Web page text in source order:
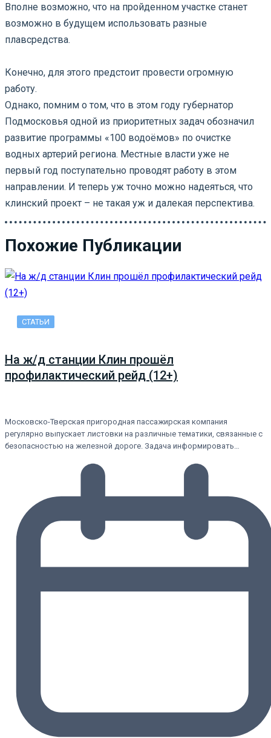
Вполне возможно, что на пройденном участке станет
возможно в будущем использовать разные
плавсредства.
Конечно, для этого предстоит провести огромную
работу.
Однако, помним о том, что в этом году губернатор
Подмосковья одной из приоритетных задач обозначил
развитие программы «100 водоёмов» по очистке
водных артерий региона. Местные власти уже не
первый год поступательно проводят работу в этом
направлении. И теперь уж точно можно надеяться, что
клинский проект – не такая уж и далекая перспектива.
Похожие Публикации
СТАТЬИ
На ж/д станции Клин прошёл
профилактический рейд (12+)
Московско-Тверская пригородная пассажирская компания
регулярно выпускает листовки на различные тематики, связанные с
безопасностью на железной дороге. Задача информировать…